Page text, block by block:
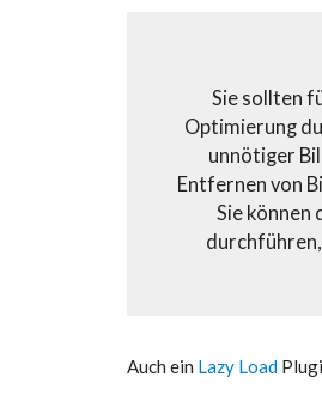
Sie sollten
Optimierung
unnötiger
Entfernen von
Sie
Auch ein Lazy Load